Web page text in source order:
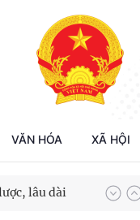
VĂN HÓA XÃ HỘI
Chiến dịch 500 ngày đêm tìm kiếm, quy tập và xác định danh tính hài cốt liệt sĩ
lâu dài
mới